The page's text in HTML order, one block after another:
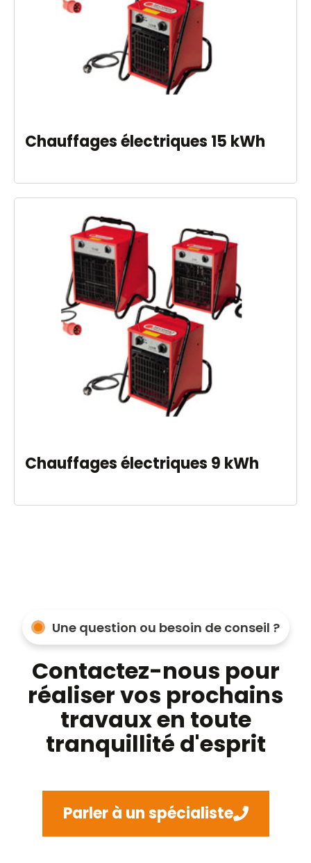
Chauffages électriques 15 kWh
Chauffages électriques 9 kWh
Une question ou besoin de conseil ?
Contactez-nous pour
réaliser vos prochains
travaux en toute
tranquillité d'esprit
Parler à un spécialiste